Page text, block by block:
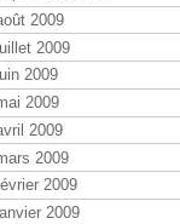
2009
2009
2009
2009
2009
2009
2009
2009